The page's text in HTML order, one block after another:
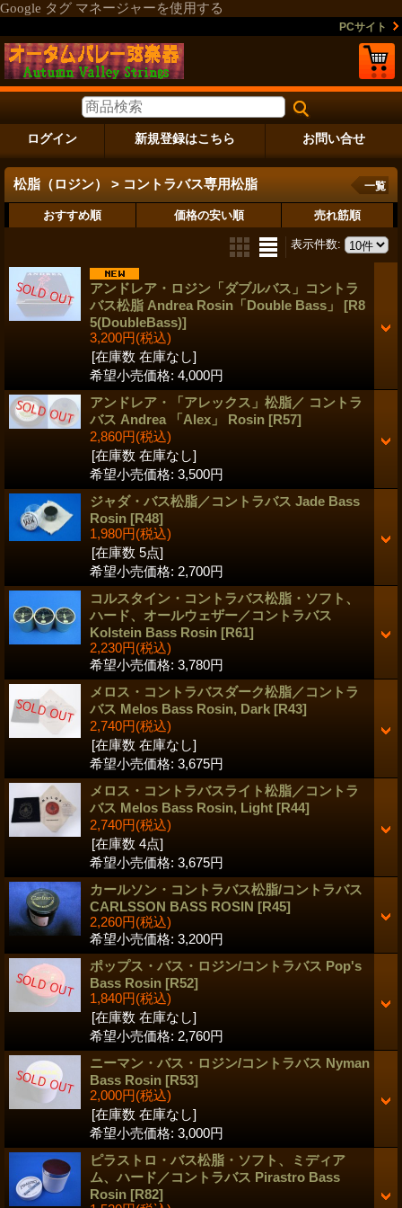
Google タグ マネージャーを使用する
PCサイト
ログイン 新規登録はこちら お問い合せ
松脂（ロジン） > コントラバス専用松脂 一覧
おすすめ順 価格の安い順 売れ筋順
表示件数:
アンドレア・ロジン「ダブルバス」コントラ
バス松脂 Andrea Rosin「Double Bass」 [R8
5(DoubleBass)]
3,200円(税込)
[在庫数 在庫なし]
希望小売価格: 4,000円
アンドレア・「アレックス」松脂／ コントラ
バス Andrea 「Alex」 Rosin [R57]
2,860円(税込)
[在庫数 在庫なし]
希望小売価格: 3,500円
ジャダ・バス松脂／コントラバス Jade Bass
Rosin [R48]
1,980円(税込)
[在庫数 5点]
希望小売価格: 2,700円
コルスタイン・コントラバス松脂・ソフト、
ハード、オールウェザー／コントラバス
Kolstein Bass Rosin [R61]
2,230円(税込)
希望小売価格: 3,780円
メロス・コントラバスダーク松脂／コントラ
バス Melos Bass Rosin, Dark [R43]
2,740円(税込)
[在庫数 在庫なし]
希望小売価格: 3,675円
メロス・コントラバスライト松脂／コントラ
バス Melos Bass Rosin, Light [R44]
2,740円(税込)
[在庫数 4点]
希望小売価格: 3,675円
カールソン・コントラバス松脂/コントラバス
CARLSSON BASS ROSIN [R45]
2,260円(税込)
希望小売価格: 3,200円
ポップス・バス・ロジン/コントラバス Pop's
Bass Rosin [R52]
1,840円(税込)
[在庫数 在庫なし]
希望小売価格: 2,760円
ニーマン・バス・ロジン/コントラバス Nyman
Bass Rosin [R53]
2,000円(税込)
[在庫数 在庫なし]
希望小売価格: 3,000円
ピラストロ・バス松脂・ソフト、ミディア
ム、ハード／コントラバス Pirastro Bass
Rosin [R82]